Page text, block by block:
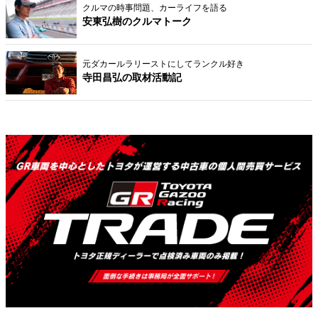
クルマの時事問題、カーライフを語る
安東弘樹のクルマトーク
元ダカールラリーストにしてランクル好き
寺田昌弘の取材活動記